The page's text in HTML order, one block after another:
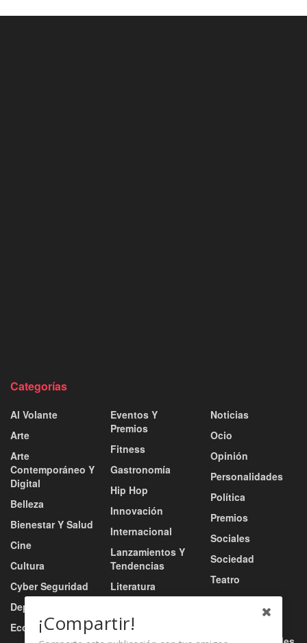
Categorías
Al Volante
Arte
Arte
Contemporáneo Y
Digital
Belleza
Bienestar Y Salud
Cine
Cultura
Cyber Seguridad
Deportes
Economía
Eventos Y
Premios
Fitness
Gastronomía
Hip Hop
Innovación
Internacional
Lanzamientos Y
Tendencias
Literatura
Música
Noticias
Ocio
Opinión
Personalidades
Política
Premios
Sociales
Sociedad
Teatro
Tecnología
¡Compartir!